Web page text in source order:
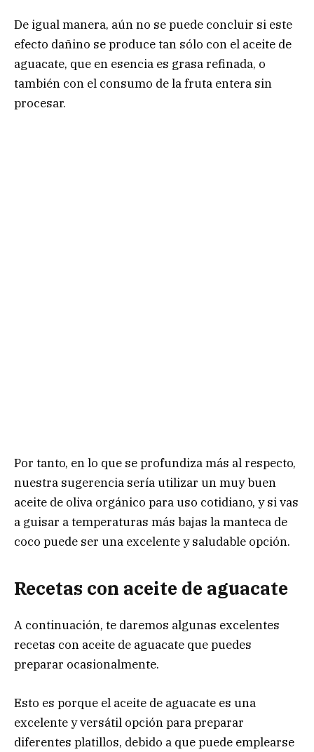
De igual manera, aún no se puede concluir si este
efecto dañino se produce tan sólo con el aceite de
aguacate, que en esencia es grasa refinada, o
también con el consumo de la fruta entera sin
procesar.
Por tanto, en lo que se profundiza más al respecto,
nuestra sugerencia sería utilizar un muy buen
aceite de oliva orgánico para uso cotidiano, y si vas
a guisar a temperaturas más bajas la manteca de
coco puede ser una excelente y saludable opción.
Recetas con aceite de aguacate
A continuación, te daremos algunas excelentes
recetas con aceite de aguacate que puedes
preparar ocasionalmente.
Esto es porque el aceite de aguacate es una
excelente y versátil opción para preparar
diferentes platillos, debido a que puede emplearse